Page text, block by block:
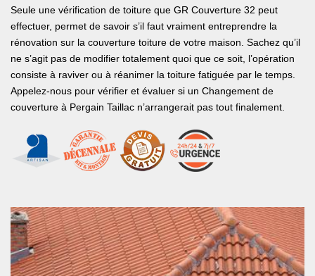
Seule une vérification de toiture que GR Couverture 32 peut
effectuer, permet de savoir s’il faut vraiment entreprendre la
rénovation sur la couverture toiture de votre maison. Sachez qu’il
ne s’agit pas de modifier totalement quoi que ce soit, l’opération
consiste à raviver ou à réanimer la toiture fatiguée par le temps.
Appelez-nous pour vérifier et évaluer si un Changement de
couverture à Pergain Taillac n’arrangerait pas tout finalement.